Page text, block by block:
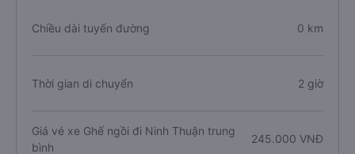
Chiều dài tuyến đường 0 km
Thời gian di chuyển 2 giờ
Giá vé xe Ghế ngồi đi Ninh Thuận trung
bình
245.000 VNĐ